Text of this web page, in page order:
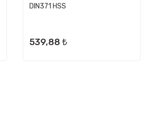
DIN371 HSS
539,88 ₺